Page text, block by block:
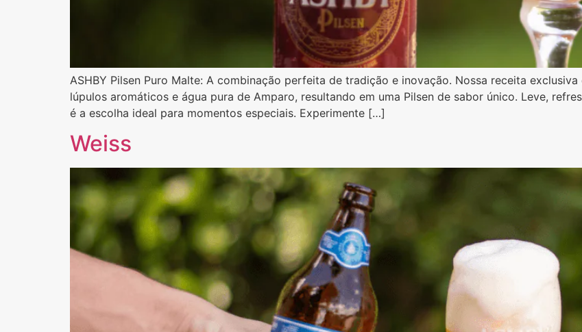
ASHBY Pilsen Puro Malte: A combinação perfeita de tradição e inovação. Nossa receita
lúpulos aromáticos e água pura de Amparo, resultando em uma Pilsen de sabor único. Leve,
é a escolha ideal para momentos especiais. Experimente […]
Weiss